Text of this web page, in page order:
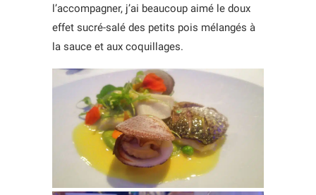
l’accompagner, j’ai beaucoup aimé le doux
effet sucré-salé des petits pois mélangés à
la sauce et aux coquillages.